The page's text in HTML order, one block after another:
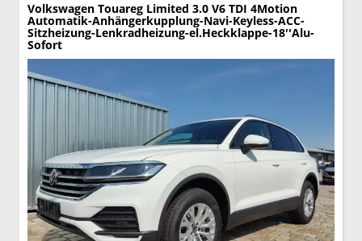
Volkswagen Touareg Limited 3.0 V6 TDI 4Motion
Automatik-Anhängerkupplung-Navi-Keyless-ACC-
Sitzheizung-Lenkradheizung-el.Heckklappe-18''Alu-
Sofort